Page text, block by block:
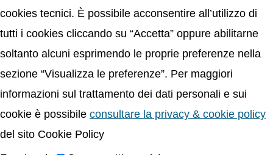
cookies tecnici. È possibile acconsentire all’utilizzo di
tutti i cookies cliccando su “Accetta” oppure abilitarne
soltanto alcuni esprimendo le proprie preferenze nella
sezione “Visualizza le preferenze”. Per maggiori
informazioni sul trattamento dei dati personali e sui
cookie è possibile consultare la privacy & cookie policy
del sito Cookie Policy